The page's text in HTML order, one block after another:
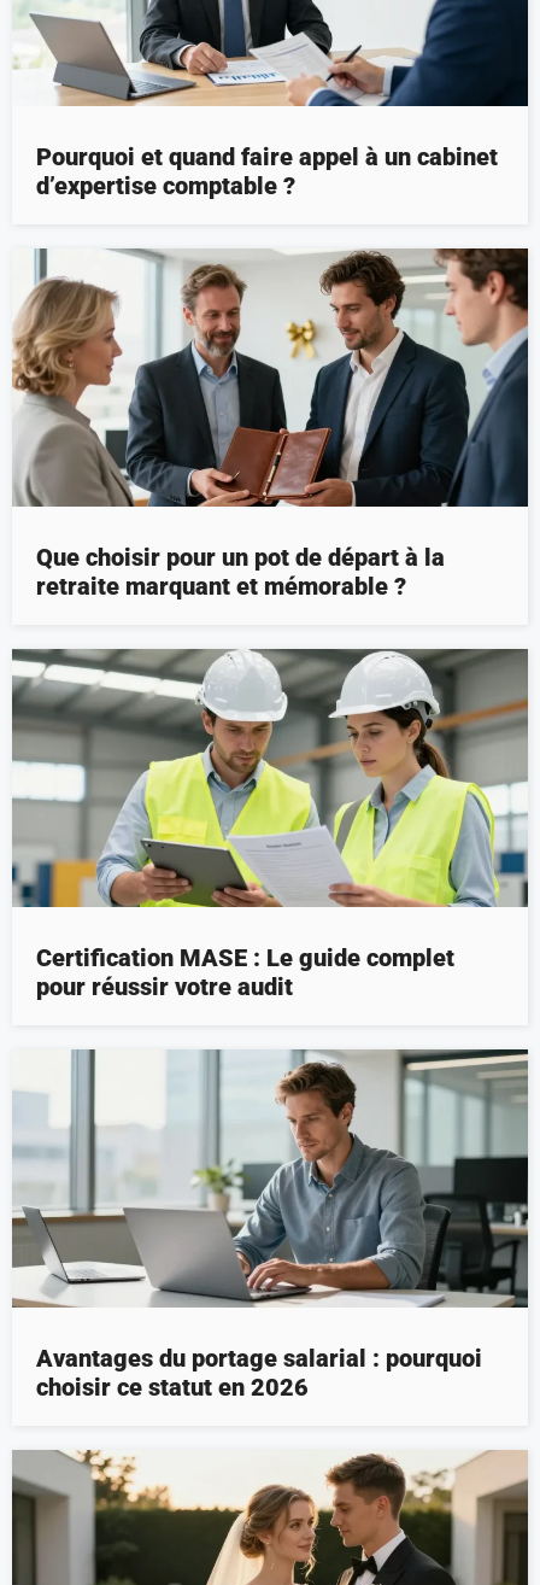
Pourquoi et quand faire appel à un cabinet
d’expertise comptable ?
Que choisir pour un pot de départ à la
retraite marquant et mémorable ?
Certification MASE : Le guide complet
pour réussir votre audit
Avantages du portage salarial : pourquoi
choisir ce statut en 2026